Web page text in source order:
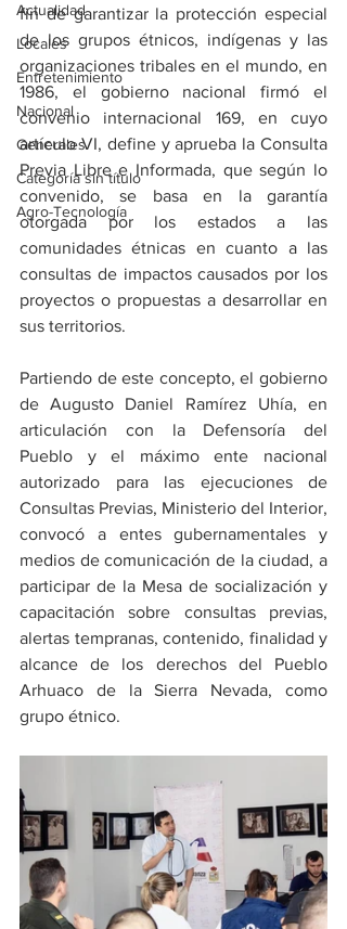
Actualidad
Locales
Entretenimiento
Nacional
Generales
Categoría sin título
Agro-Tecnología
fin de garantizar la protección especial
de los grupos étnicos, indígenas y las
organizaciones tribales en el mundo, en
1986, el gobierno nacional firmó el
convenio internacional 169, en cuyo
artículo VI, define y aprueba la Consulta
Previa Libre e Informada, que según lo
convenido, se basa en la garantía
otorgada por los estados a las
comunidades étnicas en cuanto a las
consultas de impactos causados por los
proyectos o propuestas a desarrollar en
sus territorios.
Partiendo de este concepto, el gobierno
de Augusto Daniel Ramírez Uhía, en
articulación con la Defensoría del
Pueblo y el máximo ente nacional
autorizado para las ejecuciones de
Consultas Previas, Ministerio del Interior,
convocó a entes gubernamentales y
medios de comunicación de la ciudad, a
participar de la Mesa de socialización y
capacitación sobre consultas previas,
alertas tempranas, contenido, finalidad y
alcance de los derechos del Pueblo
Arhuaco de la Sierra Nevada, como
grupo étnico.